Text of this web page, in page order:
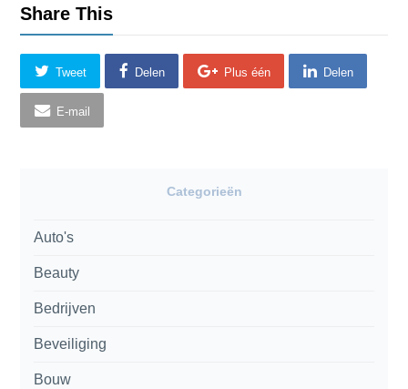
Share This
Tweet Delen Plus één Delen
E-mail
Categorieën
Auto's
Beauty
Bedrijven
Beveiliging
Bouw